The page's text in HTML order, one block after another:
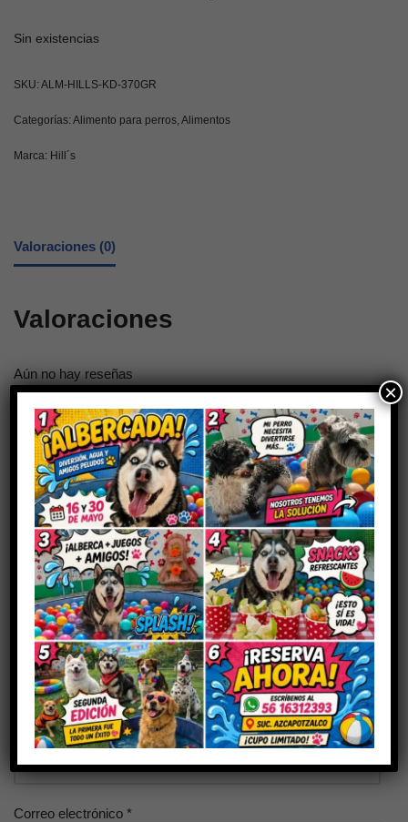
Sin existencias
SKU: ALM-HILLS-KD-370GR
Categorías: Alimento para perros Alimentos
Marca: Hill´s
Valoraciones (0)
Valoraciones
Aún no hay reseñas
Sé el primero en valorar “K/D PERRO”
Tu dirección de correo electrónico no será publicada. Los
campos obligatorios están marcados con*
Tu puntuación
Tu valoración*
Nombre*
Correo electrónico *
×